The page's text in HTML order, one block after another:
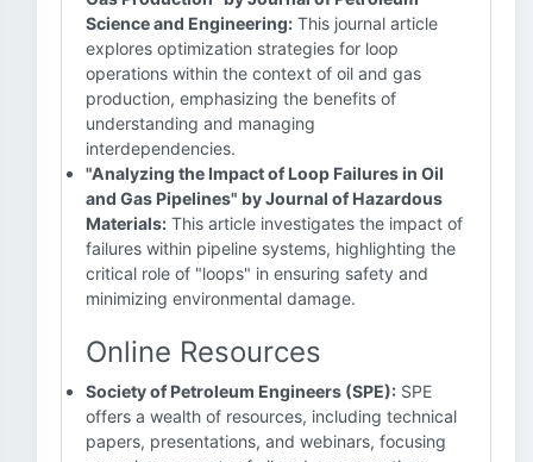
Science and Engineering: This journal article
explores optimization strategies for loop
operations within the context of oil and gas
production, emphasizing the benefits of
understanding and managing
interdependencies.
"Analyzing the Impact of Loop Failures in Oil
and Gas Pipelines" by Journal of Hazardous
Materials: This article investigates the impact of
failures within pipeline systems, highlighting the
critical role of "loops" in ensuring safety and
minimizing environmental damage.
Online Resources
Society of Petroleum Engineers (SPE): SPE
offers a wealth of resources, including technical
papers, presentations, and webinars, focusing